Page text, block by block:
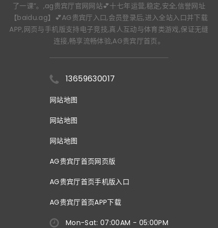
了一课”。,ag贵宾厅官网网站💕十七年运营,稳定,安全,信誉网址
【baidu.ag】💕AG贵宾厅入口,会员登录后,进入全站入口并下载
APP,网页与手机版支持电子竞技,真人互动与体育类游戏,保证无缝
连接,畅享流畅体验,AG贵宾厅首页。
13659630017
网站地图
网站地图
网站地图
AG贵宾厅首页网页版
AG贵宾厅首页手机版入口
AG贵宾厅首页APP下载
Mon-Sat: 07:00AM - 05:00PM